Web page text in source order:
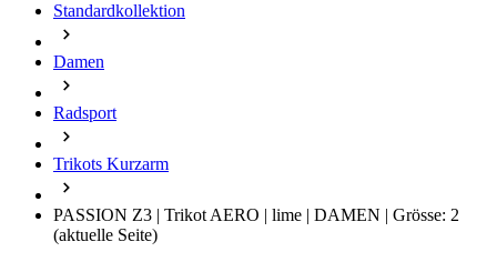
Standardkollektion
Damen
Radsport
Trikots Kurzarm
PASSION Z3 | Trikot AERO | lime | DAMEN | Grösse: 2
(aktuelle Seite)